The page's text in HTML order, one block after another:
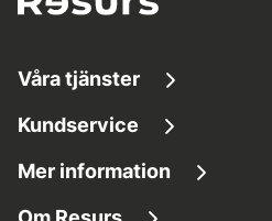
Våra tjänster
Låna pengar
Sparkonton
Kundservice
Kundservice
Mer information